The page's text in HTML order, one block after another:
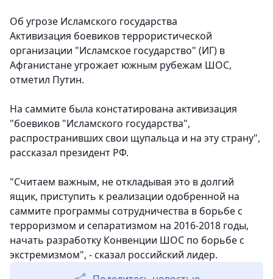
Об угрозе Исламского государства
Активизация боевиков террористической
организации "Исламское государство" (ИГ) в
Афганистане угрожает южным рубежам ШОС,
отметил Путин.
На саммите была констатирована активизация
"боевиков "Исламского государства",
распространивших свои щупальца и на эту страну",
рассказал президент РФ.
"Считаем важным, не откладывая это в долгий
ящик, приступить к реализации одобренной на
саммите программы сотрудничества в борьбе с
терроризмом и сепаратизмом на 2016-2018 годы,
начать разработку Конвенции ШОС по борьбе с
экстремизмом", - сказал российский лидер.